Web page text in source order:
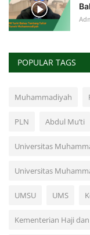
POPULAR TAGS
Muhammadiyah
PLN Abdul Mu’ti
Universitas
Universitas
UMSU UMS
Kementerian Haji